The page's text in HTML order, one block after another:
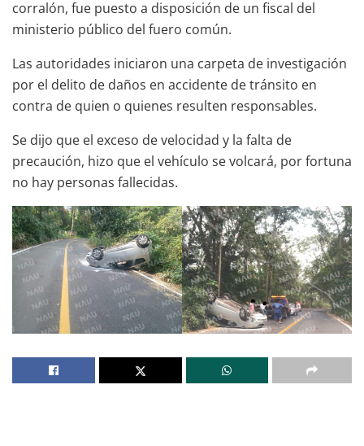
corralón, fue puesto a disposición de un fiscal del
ministerio público del fuero común.
Las autoridades iniciaron una carpeta de investigación
por el delito de daños en accidente de tránsito en
contra de quien o quienes resulten responsables.
Se dijo que el exceso de velocidad y la falta de
precaución, hizo que el vehículo se volcará, por fortuna
no hay personas fallecidas.